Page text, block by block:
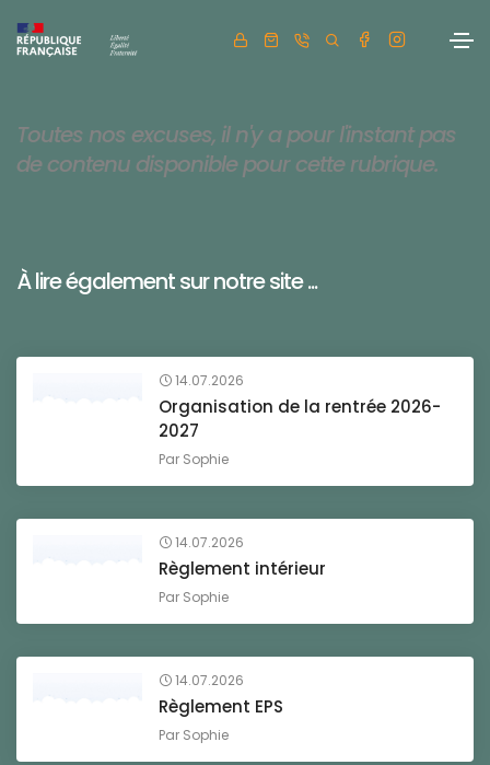
Toutes nos excuses, il n'y a pour l'instant pas
de contenu disponible pour cette rubrique.
À lire également sur notre site ...
14.07.2026
Organisation de la rentrée 2026-
2027
Par Sophie
14.07.2026
Règlement intérieur
Par Sophie
14.07.2026
Règlement EPS
Par Sophie